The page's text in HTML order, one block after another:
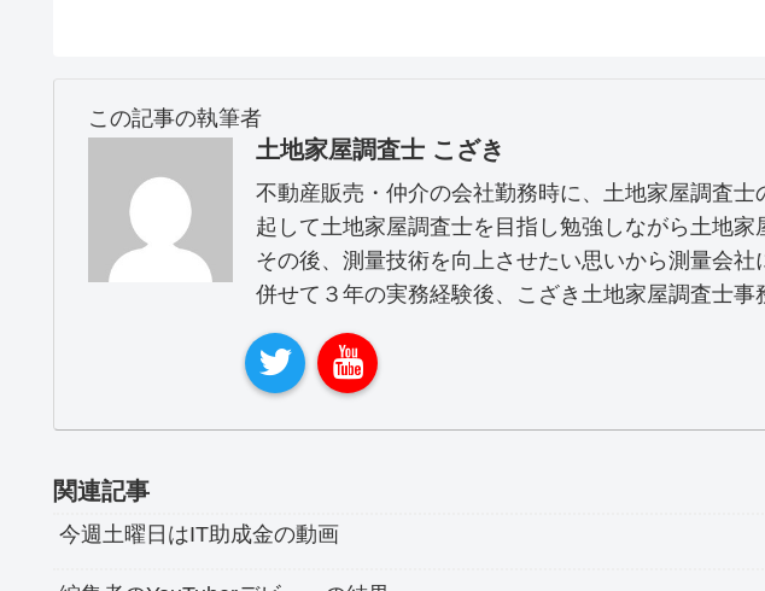
この記事の執筆者
土地家屋調査士 こざき
不動産販売・仲介の会社勤務時に、土地家屋調査
起して土地家屋調査士を目指し勉強しながら土地家
その後、測量技術を向上させたい思いから測量会社
併せて３年の実務経験後、こざき土地家屋調査士事
関連記事
今週土曜日はIT助成金の動画